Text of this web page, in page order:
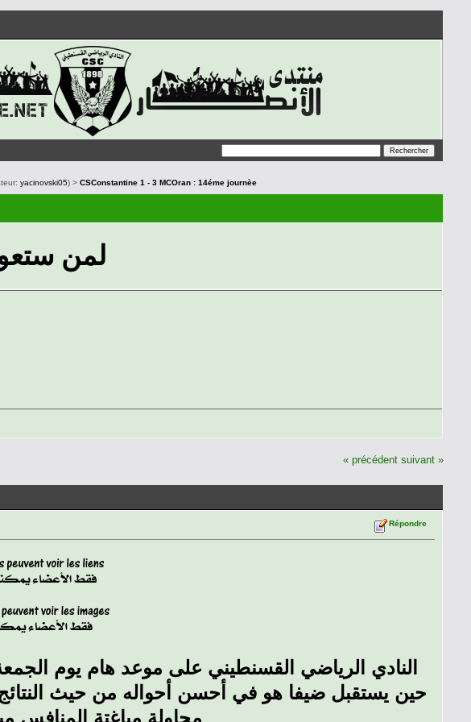
yacinovski05) >CSConstantine 1 - 3 MCOran : 14éme journèe
لمن
« précédent suivant »
Répondre
النادي الرياضي القسنطيني على موعد هام يوم الجمعة في اطار الجولة
حين يستقبل ضيفا هو في أحسن أحواله من حيث